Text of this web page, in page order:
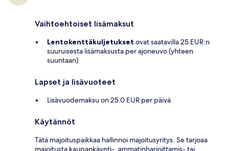
Vaihtoehtoiset lisämaksut
Lentokenttäkuljetukset ovat saatavilla 25 EUR:n
suuruisesta lisämaksusta per ajoneuvo (yhteen
suuntaan)
Lapset ja lisävuoteet
Lisävuodemaksu on 25.0 EUR per päivä
Käytännöt
Tätä majoituspaikkaa hallinnoi majoitusyritys. Se tarjoaa
majoitusta kaupankäynti-, ammatinharjoittamis- tai